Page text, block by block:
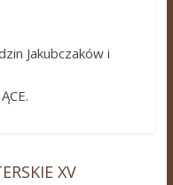
Jakubczaków i
XV